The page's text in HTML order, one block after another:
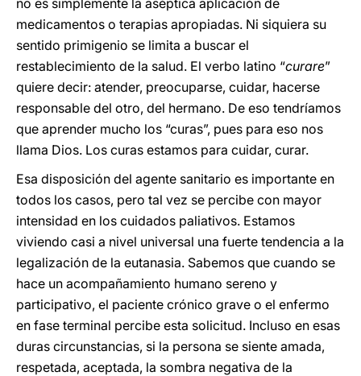
no es simplemente la aséptica aplicación de
medicamentos o terapias apropiadas. Ni siquiera su
sentido primigenio se limita a buscar el
restablecimiento de la salud. El verbo latino “curare”
quiere decir: atender, preocuparse, cuidar, hacerse
responsable del otro, del hermano. De eso tendríamos
que aprender mucho los “curas”, pues para eso nos
llama Dios. Los curas estamos para cuidar, curar.
Esa disposición del agente sanitario es importante en
todos los casos, pero tal vez se percibe con mayor
intensidad en los cuidados paliativos. Estamos
viviendo casi a nivel universal una fuerte tendencia a la
legalización de la eutanasia. Sabemos que cuando se
hace un acompañamiento humano sereno y
participativo, el paciente crónico grave o el enfermo
en fase terminal percibe esta solicitud. Incluso en esas
duras circunstancias, si la persona se siente amada,
respetada, aceptada, la sombra negativa de la